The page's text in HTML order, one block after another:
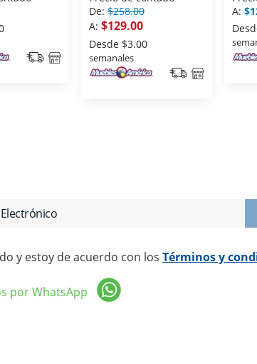
De: $258.00
A: $129.00
Desde $3.00
semanales
A:
y estoy de acuerdo con los Términos y
por WhatsApp